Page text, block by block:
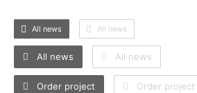
All news All news
All news All news
Order project Order project